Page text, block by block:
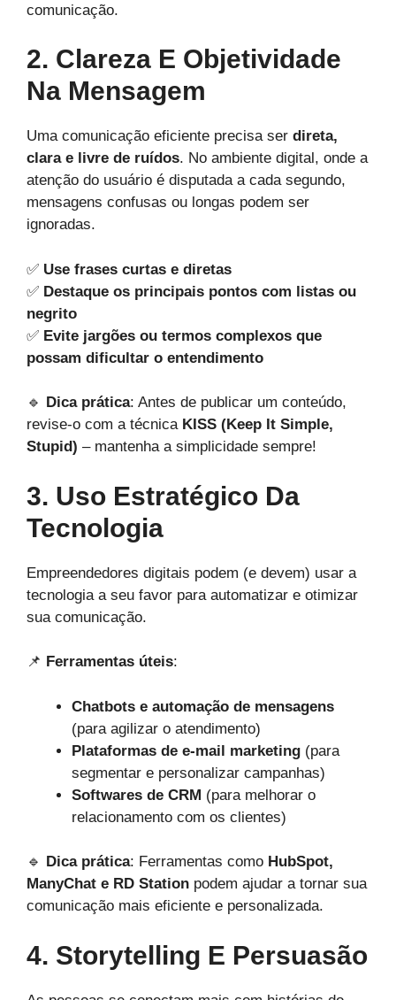
comunicação.
2. Clareza E Objetividade
Na Mensagem
Uma comunicação eficiente precisa ser direta,
clara e livre de ruídos. No ambiente digital, onde a
atenção do usuário é disputada a cada segundo,
mensagens confusas ou longas podem ser
ignoradas.
✅ Use frases curtas e diretas
✅ Destaque os principais pontos com listas ou
negrito
✅ Evite jargões ou termos complexos que
possam dificultar o entendimento
🔹 Dica prática: Antes de publicar um conteúdo,
revise-o com a técnica KISS (Keep It Simple,
Stupid) – mantenha a simplicidade sempre!
3. Uso Estratégico Da
Tecnologia
Empreendedores digitais podem (e devem) usar a
tecnologia a seu favor para automatizar e otimizar
sua comunicação.
📌 Ferramentas úteis:
Chatbots e automação de mensagens
(para agilizar o atendimento)
Plataformas de e-mail marketing (para
segmentar e personalizar campanhas)
Softwares de CRM (para melhorar o
relacionamento com os clientes)
🔹 Dica prática: Ferramentas como HubSpot,
ManyChat e RD Station podem ajudar a tornar sua
comunicação mais eficiente e personalizada.
4. Storytelling E Persuasão